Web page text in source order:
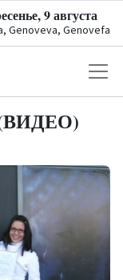
9 августа
Genoveva, Genovefa
(ВИДЕО)